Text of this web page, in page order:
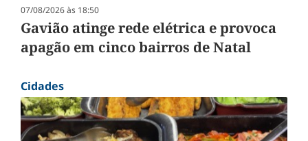
07/08/2026 às 18:50
Gavião atinge rede elétrica e provoca
apagão em cinco bairros de Natal
Cidades